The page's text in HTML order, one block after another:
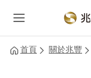
首頁 關於兆豐